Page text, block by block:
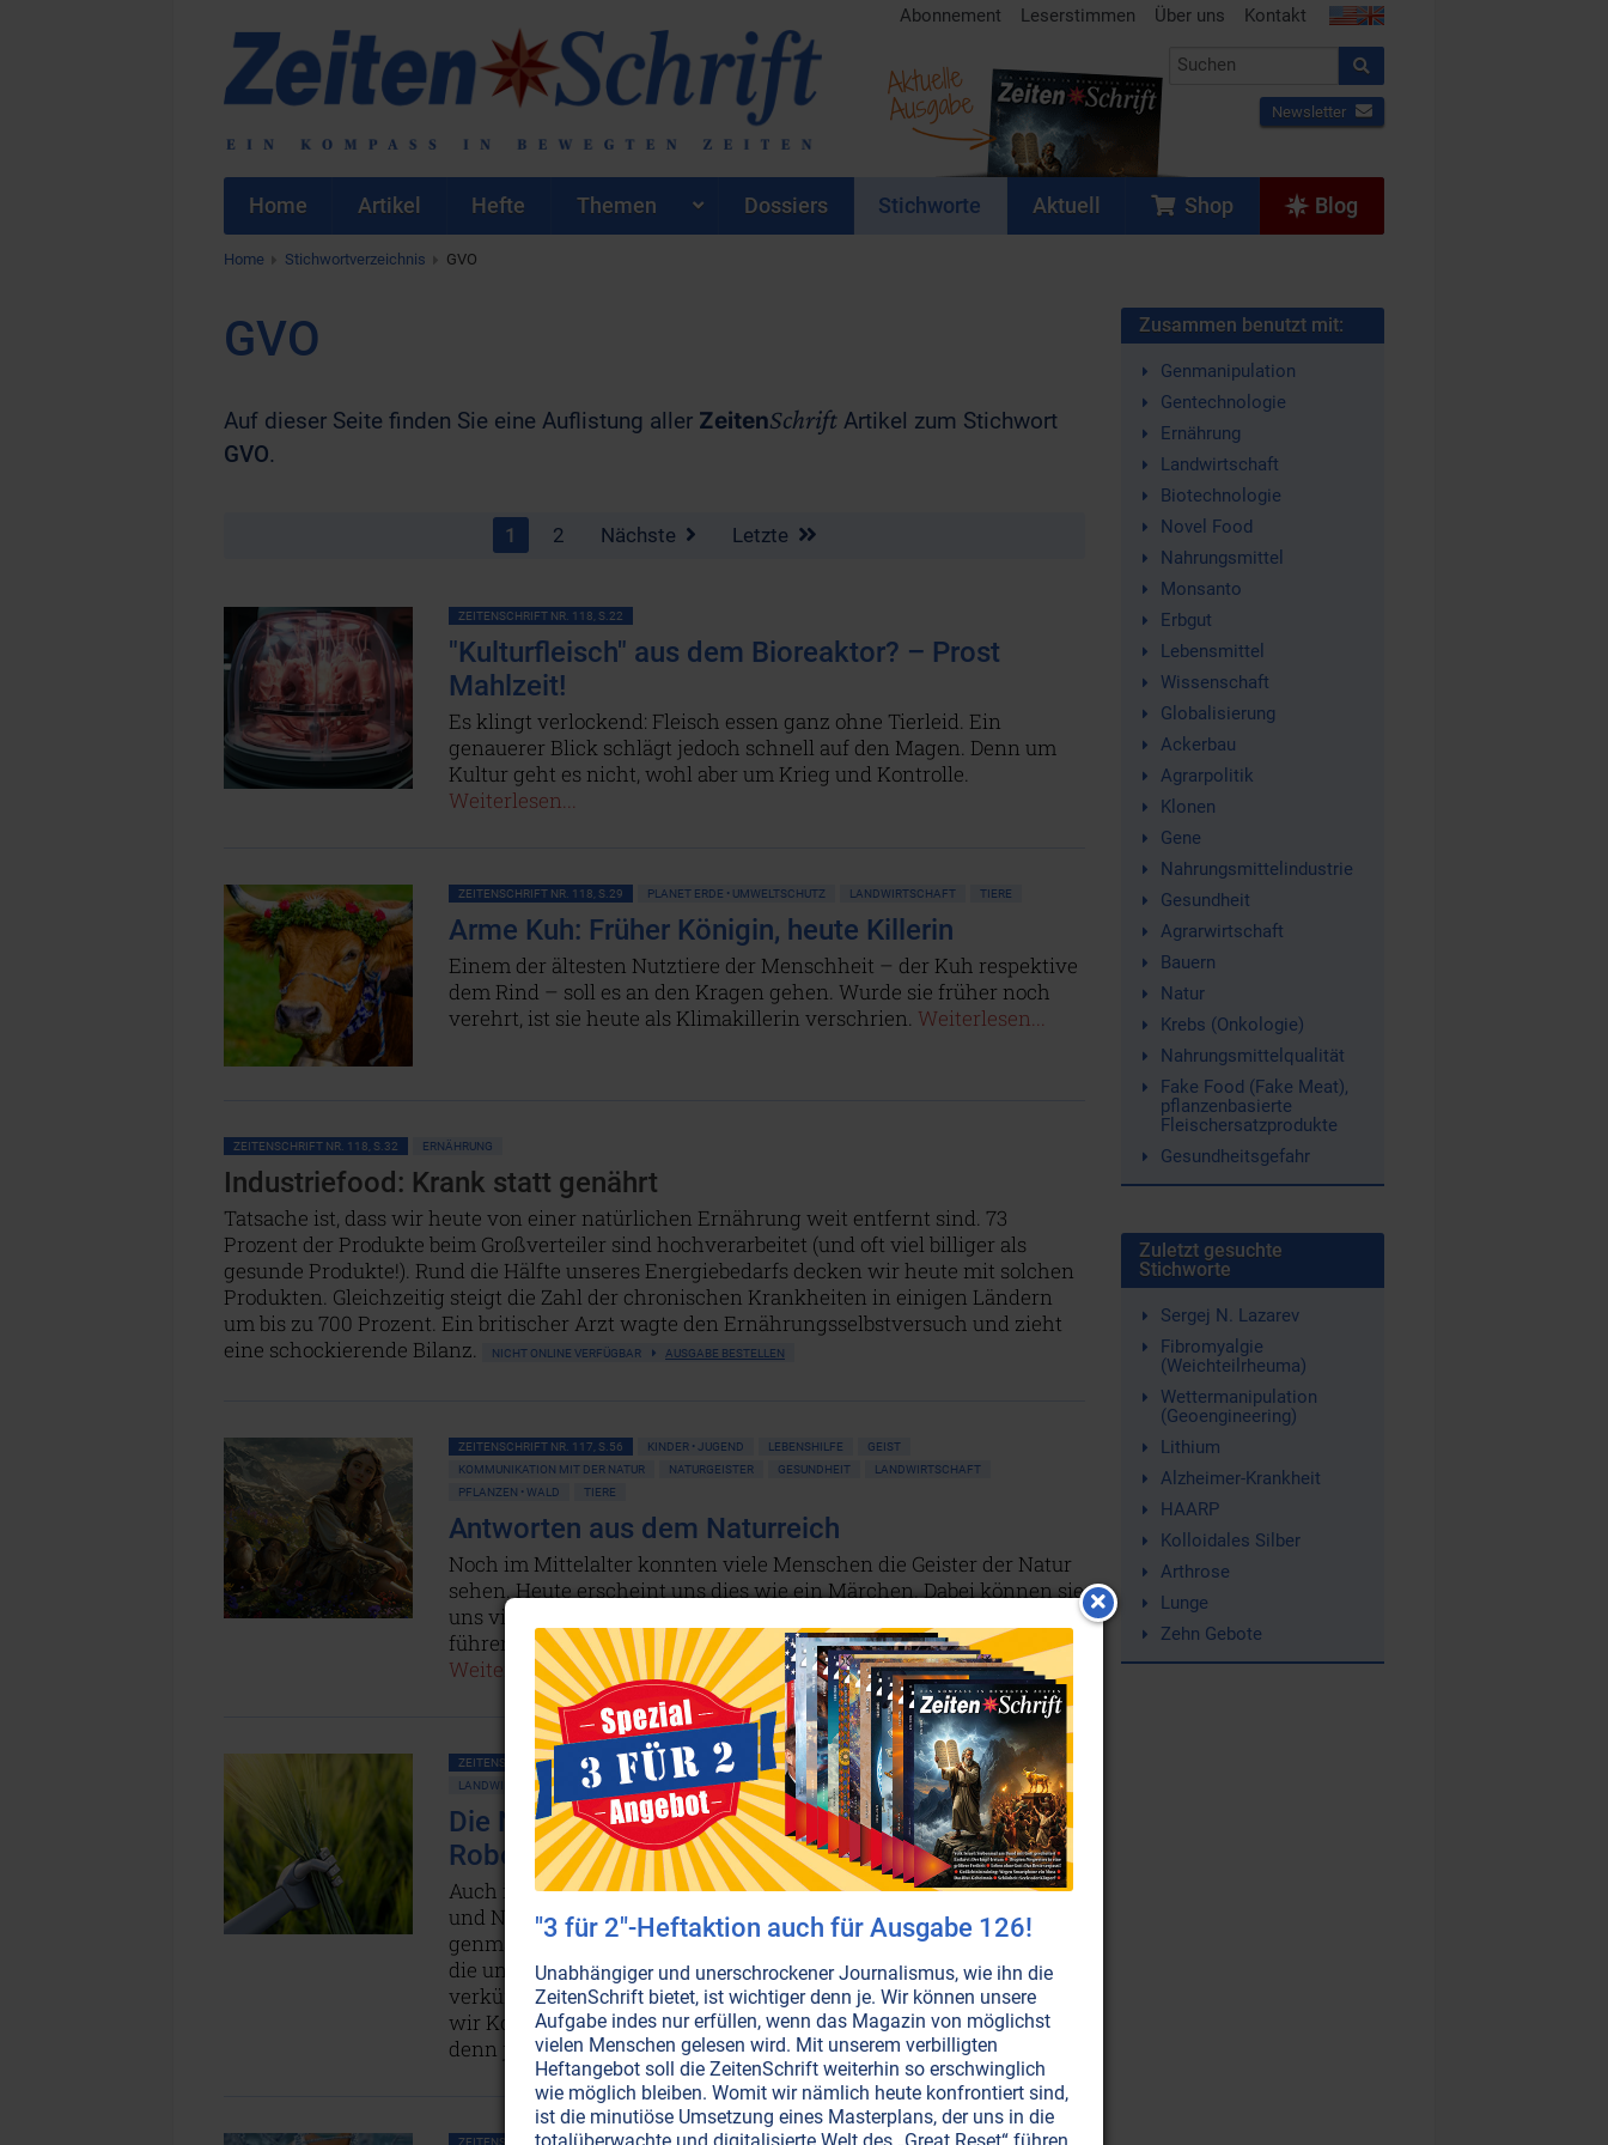
Abonnement Leserstimmen Über uns Kontakt
Newsletter
Aktuelle
Ausgabe
Home Artikel Hefte Themen Dossiers Stichworte Aktuell Shop Blog
Home Stichwortverzeichnis GVO
GVO
Auf dieser Seite finden Sie eine Auflistung aller ZeitenSchrift Artikel zum Stichwort
GVO.
1 2 Nächste Letzte
ZEITENSCHRIFT NR. 118, S.22
"Kulturfleisch" aus dem Bioreaktor? – Prost
Mahlzeit!
Es klingt verlockend: Fleisch essen ganz ohne Tierleid. Ein
genauerer Blick schlägt jedoch schnell auf den Magen. Denn um
Kultur geht es nicht, wohl aber um Krieg und Kontrolle.
Weiterlesen...
ZEITENSCHRIFT NR. 118, S.29 PLANET ERDE • UMWELTSCHUTZ LANDWIRTSCHAFT TIERE
Arme Kuh: Früher Königin, heute Killerin
Einem der ältesten Nutztiere der Menschheit – der Kuh respektive
dem Rind – soll es an den Kragen gehen. Wurde sie früher noch
verehrt, ist sie heute als Klimakillerin verschrien. Weiterlesen...
ZEITENSCHRIFT NR. 118, S.32 ERNÄHRUNG
Industriefood: Krank statt genährt
Tatsache ist, dass wir heute von einer natürlichen Ernährung weit entfernt sind. 73
Prozent der Produkte beim Großverteiler sind hochverarbeitet (und oft viel billiger als
gesunde Produkte!). Rund die Hälfte unseres Energiebedarfs decken wir heute mit solchen
Produkten. Gleichzeitig steigt die Zahl der chronischen Krankheiten in einigen Ländern
um bis zu 700 Prozent. Ein britischer Arzt wagte den Ernährungsselbstversuch und zieht
eine schockierende Bilanz.
NICHT ONLINE VERFÜGBAR AUSGABE BESTELLEN
ZEITENSCHRIFT NR. 117, S.56 KINDER • JUGEND LEBENSHILFE
GEIST
KOMMUNIKATION MIT DER NATUR
NATURGEISTER GESUNDHEIT
LANDWIRTSCHAFT
PFLANZEN • WALD
TIERE
Antworten aus dem Naturreich
Noch im Mittelalter konnten viele Menschen die Geister der Natur
sehen. Heute erscheint uns dies wie ein Märchen. Dabei können sie
uns viele Antworten geben, die uns helfen, ein besseres Leben zu
führen im Einklang mit den Elementen und der Natur.
Weiterlesen...
ZEITENSCHRIFT NR. 105, S.50 GESELLSCHAFT ALLGEMEIN GLOBALISIERUNG
ERNÄHRUNG
LANDWIRTSCHAFT
WISSENSCHAFT UND ETHIK
Die Nahrung von morgen: Fake Food aus
Roboterhand?
Auch in der Landwirtschaft wird die Spaltung zwischen Mensch
und Natur immer stärker vorangetrieben. Das Ziel: Wir alle sollen
genmanipulierte, hochtechnologisch produzierte Nahrung essen,
die uns anfälliger für Krankheiten macht und unsere Lebenszeit
verkürzt. Die Multis um Bill Gates & Co. sind schon viel weiter, als
wir Konsumenten ahnen. Kaufen wir also Natur und Bio, mehr
denn je!
Weiterlesen...
ZEITENSCHRIFT NR. 97, S.4 ERNÄHRUNG MEDIZIN GENTECHNOLOGIE
Zusammen benutzt mit:
Genmanipulation
Gentechnologie
Ernährung
Landwirtschaft
Biotechnologie
Novel Food
Nahrungsmittel
Monsanto
Erbgut
Lebensmittel
Wissenschaft
Globalisierung
Ackerbau
Agrarpolitik
Klonen
Gene
Nahrungsmittelindustrie
Gesundheit
Agrarwirtschaft
Bauern
Natur
Krebs (Onkologie)
Nahrungsmittelqualität
Fake Food (Fake Meat),
pflanzenbasierte
Fleischersatzprodukte
Gesundheitsgefahr
Zuletzt gesuchte
Stichworte
Sergej N. Lazarev
Fibromyalgie
(Weichteilrheuma)
Wettermanipulation
(Geoengineering)
Lithium
Alzheimer-Krankheit
HAARP
Kolloidales Silber
Arthrose
Lunge
Zehn Gebote
"3 für 2"-Heftaktion auch für Ausgabe 126!
Unabhängiger und unerschrockener Journalismus, wie ihn die
ZeitenSchrift bietet, ist wichtiger denn je. Wir können unsere
Aufgabe indes nur erfüllen, wenn das Magazin von möglichst
vielen Menschen gelesen wird. Mit unserem verbilligten
Heftangebot soll die ZeitenSchrift weiterhin so erschwinglich
wie möglich bleiben. Womit wir nämlich heute konfrontiert sind,
ist die minutiöse Umsetzung eines Masterplans, der uns in die